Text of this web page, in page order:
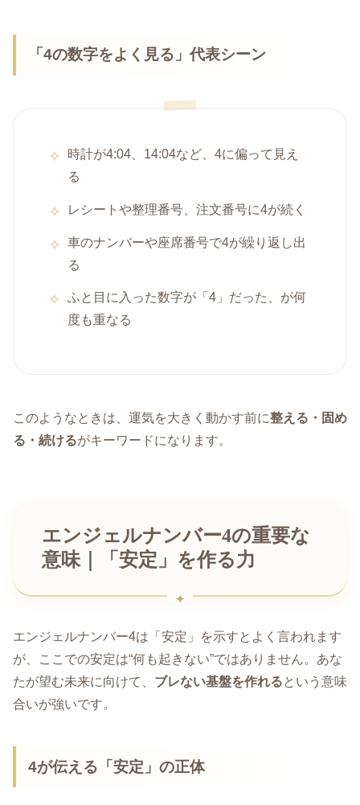
「4の数字をよく見る」代表シーン
時計が4:04、14:04など、4に偏って見え
る
レシートや整理番号、注文番号に4が続く
車のナンバーや座席番号で4が繰り返し出
る
ふと目に入った数字が「4」だった、が何
度も重なる
このようなときは、運気を大きく動かす前に整える・固め
る・続けるがキーワードになります。
エンジェルナンバー4の重要な
意味｜「安定」を作る力
エンジェルナンバー4は「安定」を示すとよく言われます
が、ここでの安定は“何も起きない”ではありません。あな
たが望む未来に向けて、 ブレない基盤を作れるという意味
合いが強いです。
4が伝える「安定」の正体